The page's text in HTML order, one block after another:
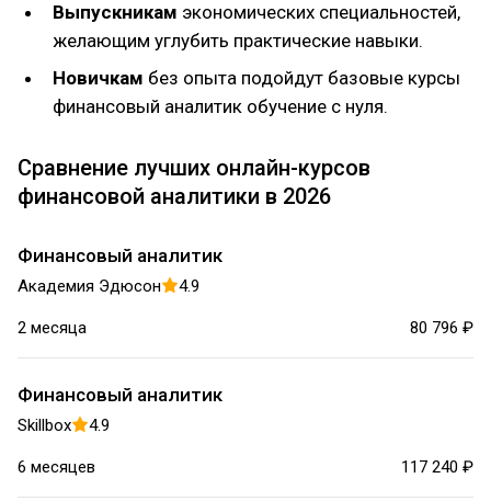
Выпускникам экономических специальностей,
желающим углубить практические навыки.
Новичкам без опыта подойдут базовые курсы
финансовый аналитик обучение с нуля.
Сравнение лучших онлайн-курсов
финансовой аналитики в 2026
Финансовый аналитик
Академия Эдюсон 4.9
2 месяца 80 796 ₽
Финансовый аналитик
Skillbox 4.9
6 месяцев 117 240 ₽